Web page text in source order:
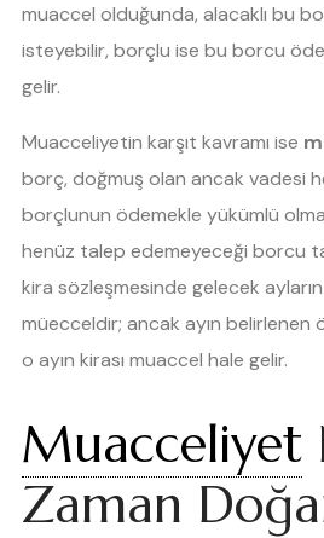
muaccel olduğunda, alacaklı bu
isteyebilir, borçlu ise bu borcu
gelir.
Muacceliyetin karşıt kavramı ise
borç, doğmuş olan ancak vadesi
borçlunun ödemekle yükümlü
henüz talep edemeyeceği borcu
kira sözleşmesinde gelecek
müecceldir; ancak ayın belirlenen
o ayın kirası muaccel hale gelir.
Muacceliyet
Zaman